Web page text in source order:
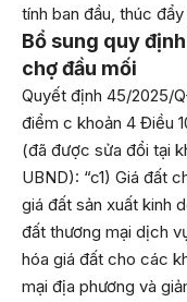
tính ban đầu, thúc
Bổ sung quy
chợ đầu mối
Quyết định 45/2025/
điểm c khoản 4 Điều
(đã được sửa đổi tại
UBND): “c1) Giá đất
giá đất sản xuất kinh
đất thương mại dịch
hóa giá đất cho các
mại địa phương và